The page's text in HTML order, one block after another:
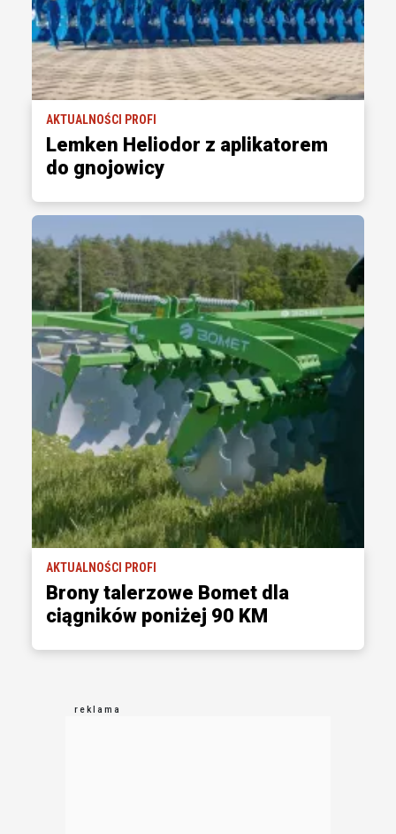
AKTUALNOŚCI PROFI
Lemken Heliodor z aplikatorem
do gnojowicy
AKTUALNOŚCI PROFI
Brony talerzowe Bomet dla
ciągników poniżej 90 KM